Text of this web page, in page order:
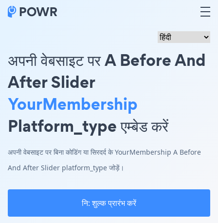
अपनी वेबसाइट पर A Before And
After Slider
YourMembership
Platform_type एम्बेड करें
अपनी वेबसाइट पर बिना कोडिंग या सिरदर्द के YourMembership A Before
And After Slider platform_type जोड़ें।
नि: शुल्क प्रारंभ करें